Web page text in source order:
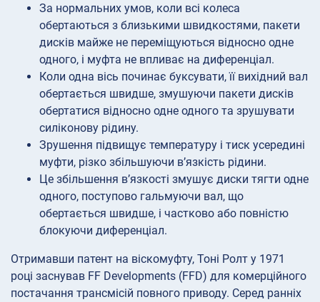
За нормальних умов, коли всі колеса
обертаються з близькими швидкостями, пакети
дисків майже не переміщуються відносно одне
одного, і муфта не впливає на диференціал.
Коли одна вісь починає буксувати, її вихідний вал
обертається швидше, змушуючи пакети дисків
обертатися відносно одне одного та зрушувати
силіконову рідину.
Зрушення підвищує температуру і тиск усередині
муфти, різко збільшуючи в’язкість рідини.
Це збільшення в’язкості змушує диски тягти одне
одного, поступово гальмуючи вал, що
обертається швидше, і частково або повністю
блокуючи диференціал.
Отримавши патент на віскомуфту, Тоні Ролт у 1971
році заснував FF Developments (FFD) для комерційного
постачання трансмісій повного приводу. Серед ранніх